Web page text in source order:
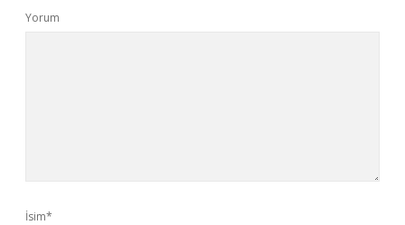
Yorum
İsim*